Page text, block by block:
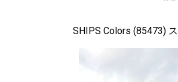
SHIPS Colors (85473)